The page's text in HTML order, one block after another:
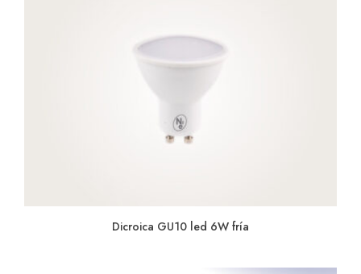
Dicroica GU10 led 6W fría